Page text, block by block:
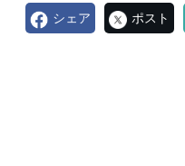
シェア ポスト